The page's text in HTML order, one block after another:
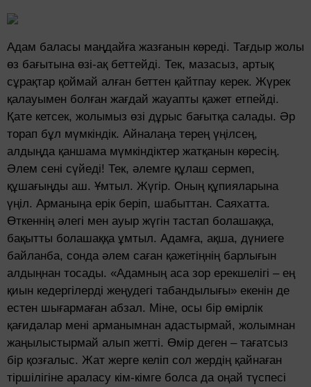
Адам баласы маңдайға жазғанын көреді. Тағдыр жолы
өз бағытына өзі-ақ беттейді. Тек, мазасыз, артық
сұрақтар қоймай алған беттен қайтпау керек. Жүрек
қалауымен болған жағдай жауапты қажет етпейді.
Қате кетсек, жолымыз өзі дұрыс бағытқа салады. Әр
торап бұл мүмкіндік. Айналаңа терең үңілсең,
алдыңда қаншама мүмкіндіктер жатқанын көресің.
Әлем сені сүйеді! Тек, әлемге құлаш сермеп,
құшағыңды аш. Ұмтыл. Жүгір. Оның құпияларына
үңіл. Арманыңа ерік беріп, шабыттан. Саяхатта.
Өткеннің әлегі мен ауыр жүгін тастап болашаққа,
бақытты болашаққа ұмтыл. Адамға, ақша, дүниеге
байланба, сонда әлем саған қажетіңнің барлығын
алдыңнан тосады. «Адамның аса зор ерекшелігі – ең
қиын кедергілерді жеңудегі табандылығы» екенін де
естен шығармаған абзал. Міне, осы бір өмірлік
қағидалар мені арманымнан адастырмай, жолымнан
жаңылыстырмай алып жетті. Өмір деген – тағатсыз
бір қозғалыс. Жат жерге келіп сол жердің қайнаған
тіршілігіне араласу кім-кімге болса да оңай түспесі